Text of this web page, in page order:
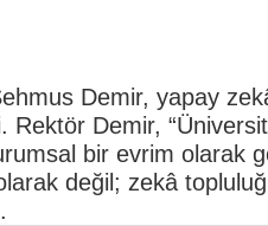
Demir, yapay
Rektör Demir,
bir evrim olarak
değil; zekâ